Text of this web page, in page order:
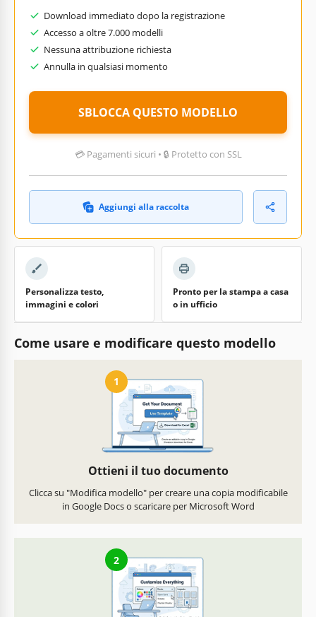
Download immediato dopo la registrazione
Accesso a oltre 7.000 modelli
Nessuna attribuzione richiesta
Annulla in qualsiasi momento
SBLOCCA QUESTO MODELLO
💳 Pagamenti sicuri • 🔒 Protetto con SSL
Aggiungi alla raccolta
Personalizza testo,
immagini e colori
Pronto per la stampa a casa
o in ufficio
Come usare e modificare questo modello
1
Ottieni il tuo documento
Clicca su "Modifica modello" per creare una copia modificabile
in Google Docs o scaricare per Microsoft Word
2